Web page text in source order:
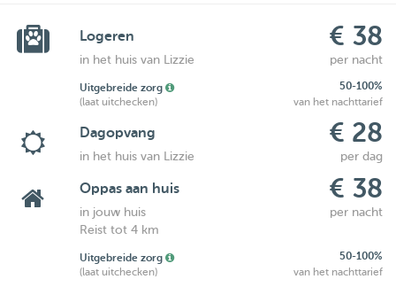
Logeren € 38
in het huis van Lizzie per nacht
Uitgebreide zorg
50-100%
(laat uitchecken)
van het nachttarief
Dagopvang € 28
in het huis van Lizzie per dag
Oppas aan huis € 38
in jouw huis
per nacht
Reist tot 4 km
Uitgebreide zorg
50-100%
(laat uitchecken)
van het nachttarief